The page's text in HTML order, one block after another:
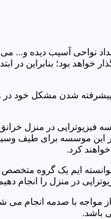
نواحی آسیب دیده و...
خواهد بود؛ بنابراین
پیشرفته شدن مشکل خود
در منزل خرانق
موسسه برای طیف
کرد.
ایم یک گروه
در منزل را انجام
مواجه با صدمه انجام می
باشد.